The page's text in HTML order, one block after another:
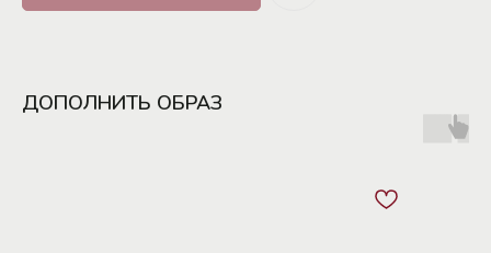
ДОПОЛНИТЬ ОБРАЗ